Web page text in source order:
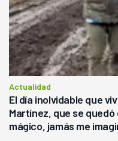
Actualidad
El día inolvidable que
Martínez, que se
mágico, jamás me